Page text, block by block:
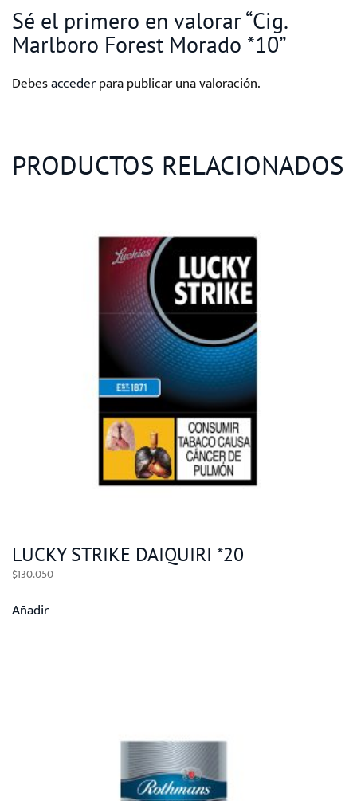
Sé el primero en valorar “Cig.
Marlboro Forest Morado *10”
Debesaccederpara publicar una valoración.
PRODUCTOS RELACIONADOS
LUCKY STRIKE DAIQUIRI *20
$130.050
Añadir